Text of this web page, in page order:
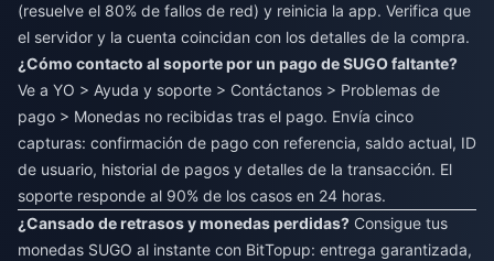
(resuelve el 80% de fallos de red) y reinicia la app. Verifica que
el servidor y la cuenta coincidan con los detalles de la compra.
¿Cómo contacto al soporte por un pago de SUGO faltante?
Ve a YO > Ayuda y soporte > Contáctanos > Problemas de
pago > Monedas no recibidas tras el pago. Envía cinco
capturas: confirmación de pago con referencia, saldo actual, ID
de usuario, historial de pagos y detalles de la transacción. El
soporte responde al 90% de los casos en 24 horas.
¿Cansado de retrasos y monedas perdidas? Consigue tus
monedas SUGO al instante con BitTopup: entrega garantizada,